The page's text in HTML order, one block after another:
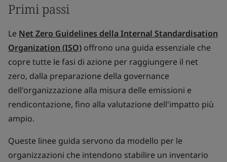
Primi passi
Le Net Zero Guidelines della Internal Standardisation
Organization (ISO) offrono una guida essenziale che
copre tutte le fasi di azione per raggiungere il net
zero, dalla preparazione della governance
dell'organizzazione alla misura delle emissioni e
rendicontazione, fino alla valutazione dell'impatto più
ampio.
Queste linee guida servono da modello per le
organizzazioni che intendono stabilire un inventario